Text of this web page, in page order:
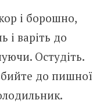
і борошно,
і варіть до
Остудіть.
до пишної